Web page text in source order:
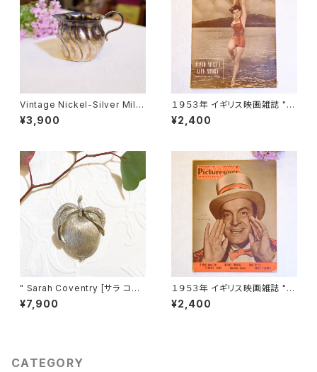
Vintage Nickel-Silver Milk
Cup [SA-12]
¥3,900
１９５３年 イギリス映画雑誌 " P
icturegoer " ６月２７日号 [OV
-23]
¥2,400
" Sarah Coventry [サラ コヴ
ェントリー] " １９６１年"Adams
Delight"シリーズ プラムモチー
¥7,900
１９５３年 イギリス映画雑誌 " P
icturegoer " １２月１９日号
[OV-33]
¥2,400
CATEGORY